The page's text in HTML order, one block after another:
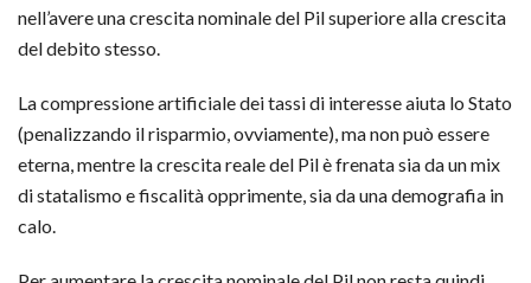
nell’avere una crescita nominale del Pil superiore alla crescita
del debito stesso.
La compressione artificiale dei tassi di interesse aiuta lo Stato
(penalizzando il risparmio, ovviamente), ma non può essere
eterna, mentre la crescita reale del Pil è frenata sia da un mix
di statalismo e fiscalità opprimente, sia da una demografia in
calo.